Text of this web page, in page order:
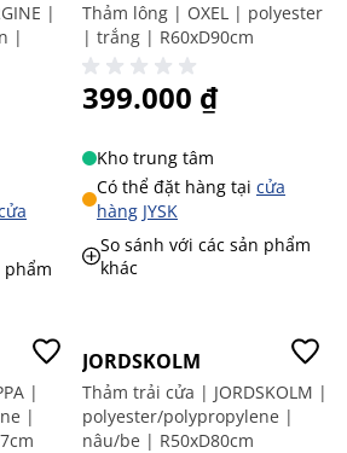
|
|
phẩm
Thảm lông | OXEL | polyester
| trắng | R60xD90cm
399.000 ₫
Kho trung tâm
Có thể đặt hàng tại cửa
hàng JYSK
So sánh với các sản phẩm
khác
|
|
JORDSKOLM
Thảm trải cửa | JORDSKOLM |
polyester/polypropylene |
nâu/be | R50xD80cm